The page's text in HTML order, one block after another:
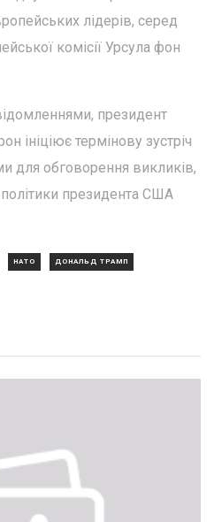
лідерів, серед
комісії Урсула фон
президент
ініціює термінову зустріч
для обговорення викликів,
президента США
НАТО ДОНАЛЬД ТРАМП